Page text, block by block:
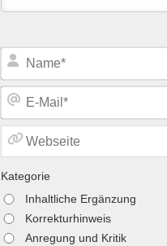
Kategorie
Inhaltliche Ergänzung
Korrekturhinweis
Anregung und Kritik